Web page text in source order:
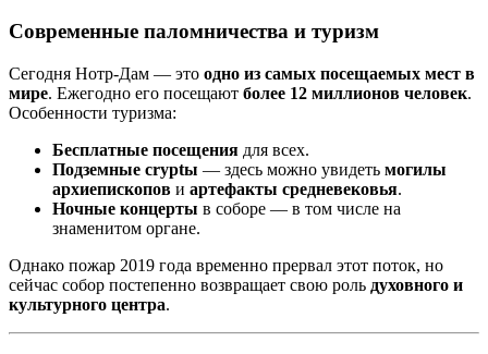
Современные паломничества и туризм
Сегодня Нотр-Дам — это одно из самых посещаемых мест в
мире. Ежегодно его посещают более 12 миллионов человек.
Особенности туризма:
Бесплатные посещения для всех.
Подземные cryptы — здесь можно увидеть могилы
архиепископов и артефакты средневековья.
Ночные концерты в соборе — в том числе на
знаменитом органе.
Однако пожар 2019 года временно прервал этот поток, но
сейчас собор постепенно возвращает свою роль духовного и
культурного центра.